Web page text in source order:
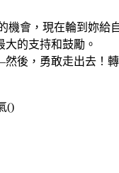
機會，現在輪到妳給
的支持和鼓勵。
後，勇敢走出去！
()